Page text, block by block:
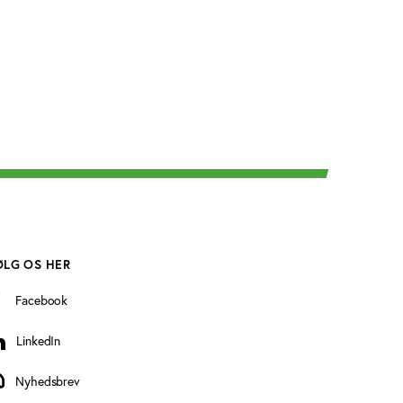
OS HER
Facebook
LinkedIn
Nyhedsbrev